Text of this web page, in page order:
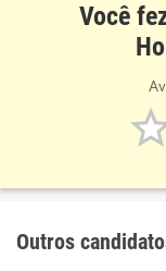
Você
Outros